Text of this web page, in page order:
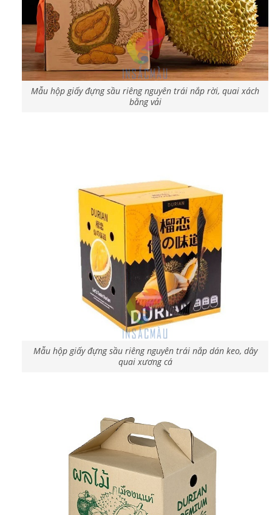
Mẫu hộp giấy đựng sầu riêng nguyên trái nắp rời, quai xách
bằng vải
Mẫu hộp giấy đựng sầu riêng nguyên trái nắp dán keo, dây
quai xương cá